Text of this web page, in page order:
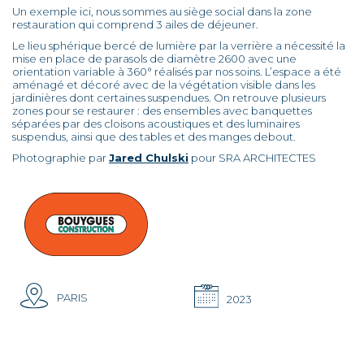
Un exemple ici, nous sommes au siège social dans la zone
restauration qui comprend 3 ailes de déjeuner.
Le lieu sphérique bercé de lumière par la verrière a nécessité la
mise en place de parasols de diamètre 2600 avec une
orientation variable à 360° réalisés par nos soins. L’espace a été
aménagé et décoré avec de la végétation visible dans les
jardinières dont certaines suspendues. On retrouve plusieurs
zones pour se restaurer : des ensembles avec banquettes
séparées par des cloisons acoustiques et des luminaires
suspendus, ainsi que des tables et des manges debout.
Photographie parJared Chulski pour SRA ARCHITECTES
PARIS 2023